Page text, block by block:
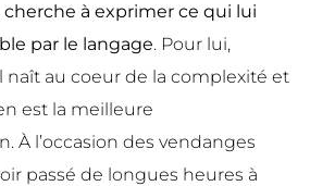
cherche à exprimer ce qui lui
par le langage. Pour lui,
naît au coeur de la complexité et
est la meilleure
À l’occasion des vendanges
passé de longues heures à